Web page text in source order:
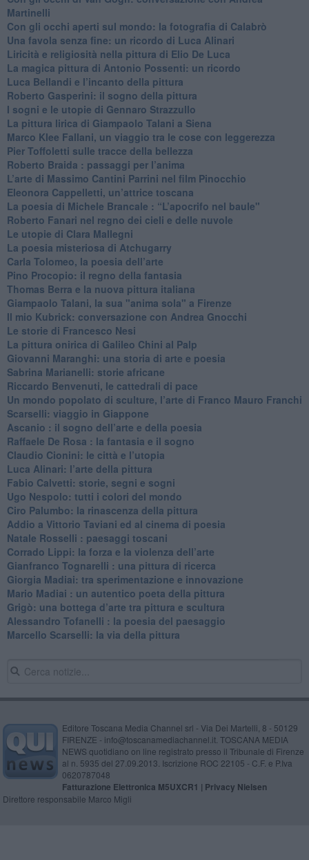
Martinelli
​Con gli occhi aperti sul mondo: la fotografia di Calabrò
Una favola senza fine: un ricordo di Luca Alinari
Liricità e religiosità nella pittura di Elio De Luca
La magica pittura di Antonio Possenti: un ricordo
Luca Bellandi e l’incanto della pittura
​Roberto Gasperini: il sogno della pittura
I sogni e le utopie di Gennaro Strazzullo
La pittura lirica di Giampaolo Talani a Siena
​Marco Klee Fallani, un viaggio tra le cose con leggerezza
​Pier Toffoletti sulle tracce della bellezza
​Roberto Braida : passaggi per l’anima
​L’arte di Massimo Cantini Parrini nel film Pinocchio
Eleonora Cappelletti, un’attrice toscana
​La poesia di Michele Brancale : “L’apocrifo nel baule"
Roberto Fanari nel regno dei cieli e delle nuvole
Le utopie di Clara Mallegni
​La poesia misteriosa di Atchugarry
Carla Tolomeo, la poesia dell’arte
Pino Procopio: il regno della fantasia
Thomas Berra e la nuova pittura italiana
Giampaolo Talani, la sua "anima sola" a Firenze
Il mio Kubrick: conversazione con Andrea Gnocchi
Le storie di Francesco Nesi
​La pittura onirica di Galileo Chini al Palp
​Giovanni Maranghi: una storia di arte e poesia
Sabrina Marianelli: storie africane
​Riccardo Benvenuti, le cattedrali di pace
​Un mondo popolato di sculture, l’arte di Franco Mauro Franchi
​Scarselli: viaggio in Giappone
​Ascanio : il sogno dell’arte e della poesia
Raffaele De Rosa : la fantasia e il sogno
​Claudio Cionini: le città e l’utopia
Luca Alinari: l’arte della pittura
​Fabio Calvetti: storie, segni e sogni
Ugo Nespolo: tutti i colori del mondo
​Ciro Palumbo: la rinascenza della pittura
​Addio a Vittorio Taviani ed al cinema di poesia
​Natale Rosselli : paesaggi toscani
​Corrado Lippi: la forza e la violenza dell’arte
Gianfranco Tognarelli : una pittura di ricerca
Giorgia Madiai: tra sperimentazione e innovazione
Mario Madiai : un autentico poeta della pittura
Grigò: una bottega d’arte tra pittura e scultura
Alessandro Tofanelli : la poesia del paesaggio
​Marcello Scarselli: la via della pittura
Editore Toscana Media Channel srl - Via Dei Martelli, 8 - 50129
FIRENZE - info@toscanamediachannel.it. TOSCANA MEDIA
NEWS quotidiano on line registrato presso il Tribunale di Firenze
al n. 5935 del 27.09.2013. Iscrizione ROC 22105 - C.F. e P.Iva
0620787048
Fatturazione Elettronica M5UXCR1 | Privacy Nielsen
Direttore responsabile Marco Migli